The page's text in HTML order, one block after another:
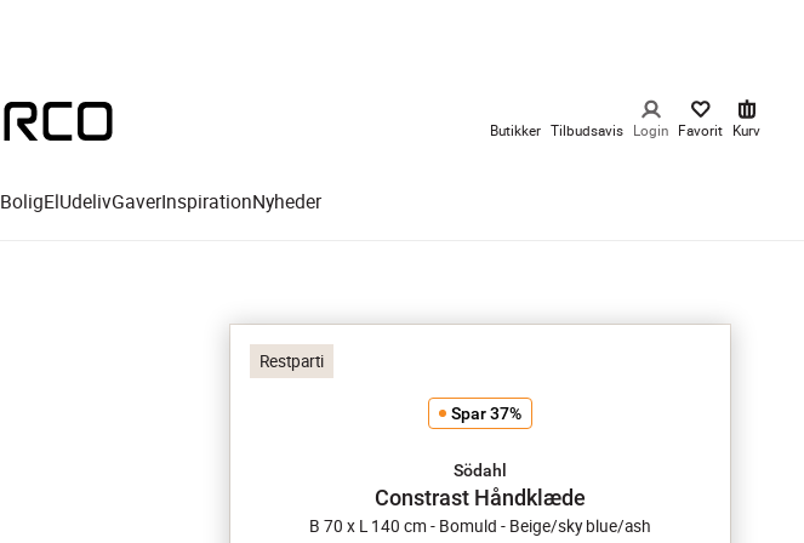
Butikker Tilbudsavis Login Favorit Kurv
BoligElUdelivGaverInspirationNyheder
Restparti
Spar 37%
Södahl
Constrast Håndklæde
B 70 x L 140 cm - Bomuld - Beige/sky blue/ash